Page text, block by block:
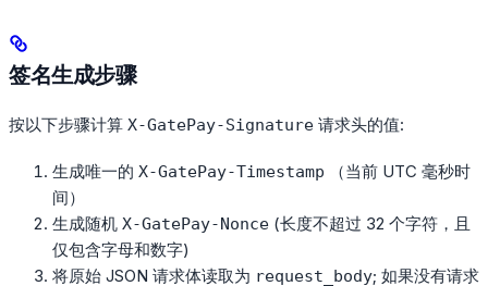
签名生成步骤
按以下步骤计算 X-GatePay-Signature 请求头的值:
生成唯一的 X-GatePay-Timestamp （当前 UTC 毫秒时
间）
生成随机 X-GatePay-Nonce (长度不超过 32 个字符，且
仅包含字母和数字)
将原始 JSON 请求体读取为 request_body; 如果没有请求